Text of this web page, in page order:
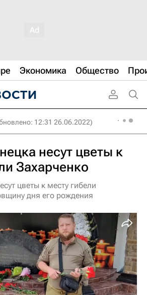
Экономика Общество
12:31 26.06.2022)
несут цветы к
Захарченко
цветы к месту гибели
дня его рождения